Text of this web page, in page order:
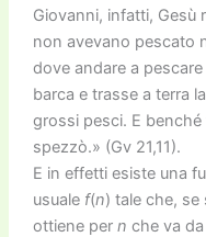
Giovanni, infatti, Gesù
non avevano pescato
dove andare a
barca e trasse a terra
grossi pesci. E
spezzò.» (Gv 21,11).
E in effetti esiste una
usuale f(n) tale che,
ottiene per n che va